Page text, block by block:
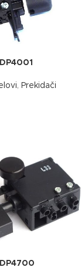
, Prekidači